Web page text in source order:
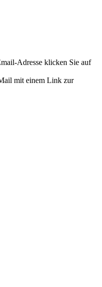
Adresse klicken Sie auf
mit einem Link zur